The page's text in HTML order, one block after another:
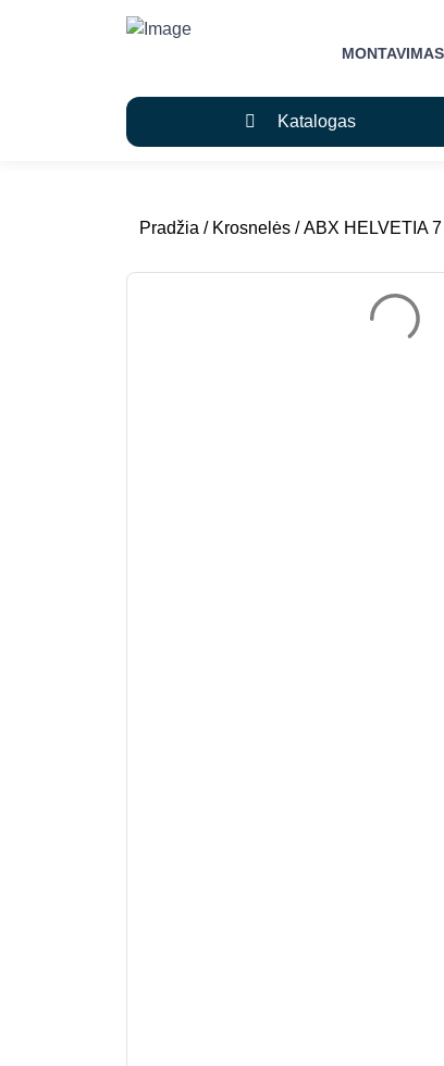
MONTAVIMAS
Katalogas
Pradžia / Krosnelės / ABX HELVETIA